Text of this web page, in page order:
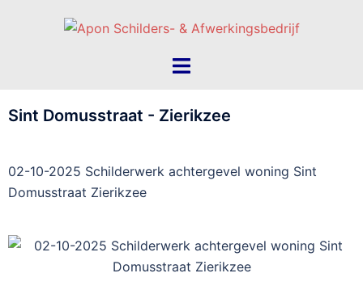
Sint Domusstraat - Zierikzee
02-10-2025 Schilderwerk achtergevel woning Sint
Domusstraat Zierikzee